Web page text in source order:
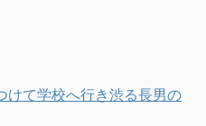
て学校へ行き渋る長男の